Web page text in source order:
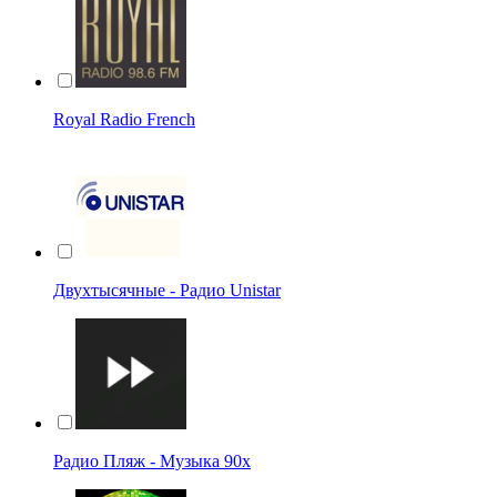
Royal Radio French
Двухтысячные - Радио Unistar
Радио Пляж - Музыка 90х